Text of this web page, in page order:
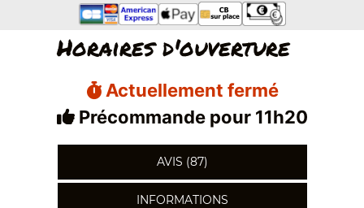
Horaires d'ouverture
Actuellement fermé
Précommande pour 11h20
AVIS (87)
INFORMATIONS